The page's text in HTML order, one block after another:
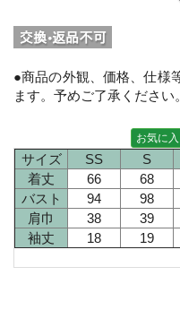
●商品の外観、価格、仕様
ます。予めご了承ください。
お気に入
サイズ SS S
着丈
66 68
バスト
94 98
肩巾
38 39
袖丈
18 19